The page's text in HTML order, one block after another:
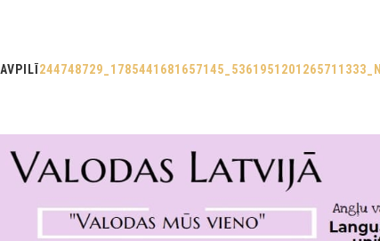
244748729_1785441681657145_5361951201265711333_N